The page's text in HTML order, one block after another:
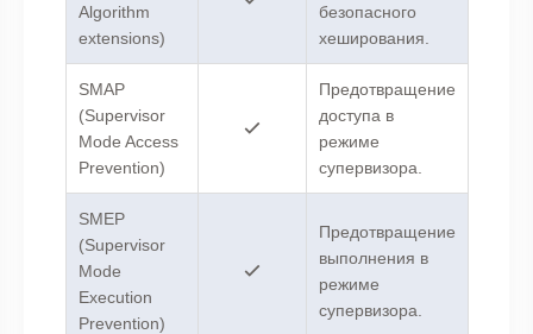
Algorithm
extensions)
безопасного
хеширования.
SMAP
(Supervisor
Mode Access
Prevention)
Предотвращение
доступа в
режиме
супервизора.
SMEP
(Supervisor
Mode
Execution
Prevention)
Предотвращение
выполнения в
режиме
супервизора.